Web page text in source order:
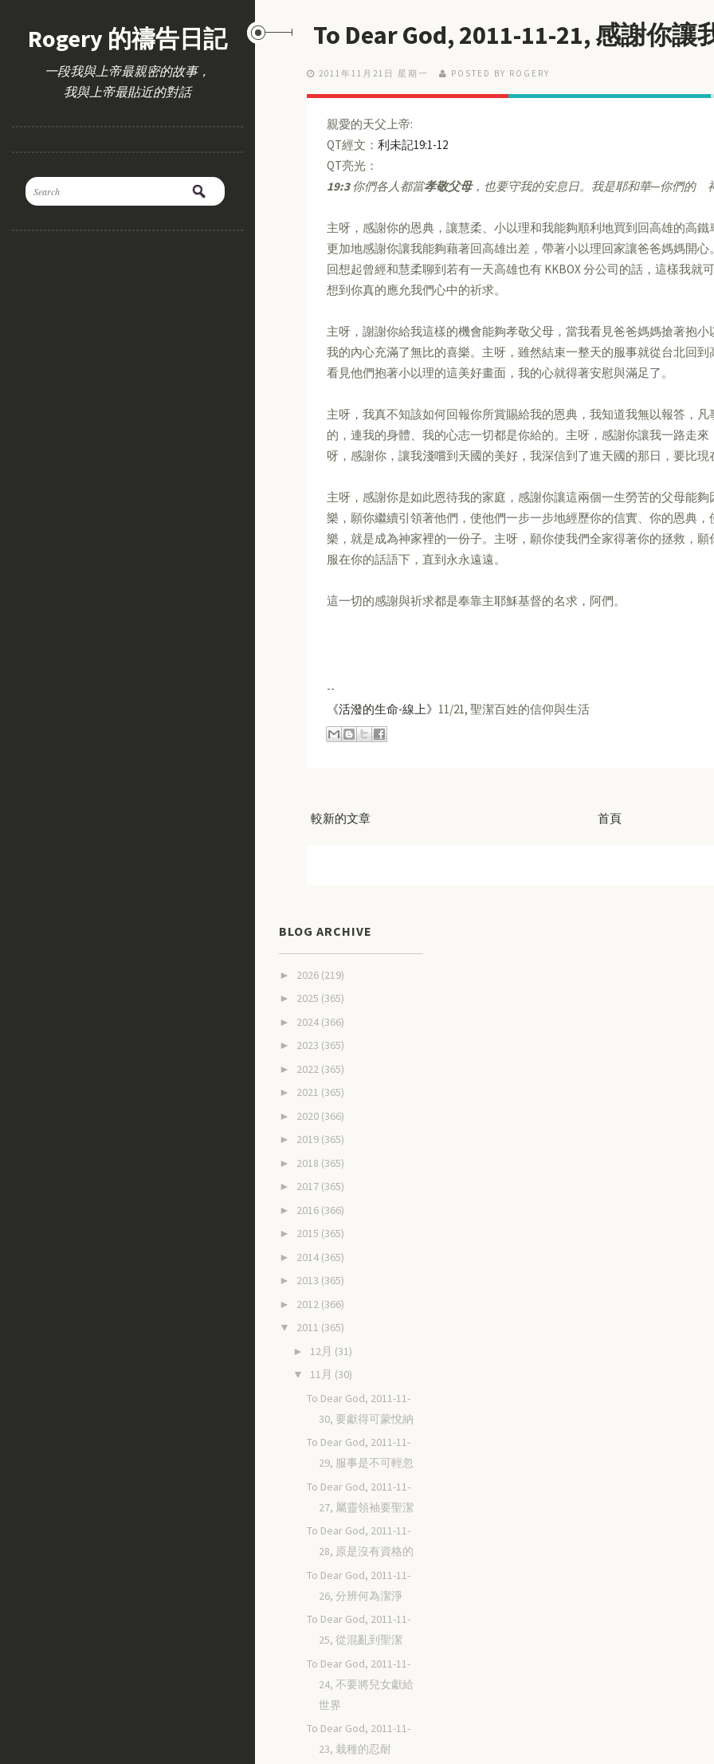
Rogery 的禱告日記
一段我與上帝最親密的故事，
我與上帝最貼近的對話
To Dear God, 2011-11-21, 感謝你讓
2011年11月21日 星期一 POSTED BY ROGERY
親愛的天父上帝:
QT經文： 利未記19:1-12
QT亮光：
19:3你們各人都當孝敬父母，也要守我的安息日。我是耶和華─你們的
主呀，感謝你的恩典，讓慧柔、小以理和我能夠順利地買到回高雄的高鐵
更加地感謝你讓我能夠藉著回高雄出差，帶著小以理回家讓爸爸媽媽開
回想起曾經和慧柔聊到若有一天高雄也有 KKBOX 分公司的話，這樣我就
想到你真的應允我們心中的祈求。
主呀，謝謝你給我這樣的機會能夠孝敬父母，當我看見爸爸媽媽搶著抱小
我的內心充滿了無比的喜樂。主呀，雖然結束一整天的服事就從台北回
看見他們抱著小以理的這美好畫面，我的心就得著安慰與滿足了。
主呀，我真不知該如何回報你所賞賜給我的恩典，我知道我無以報答，
的，連我的身體、我的心志一切都是你給的。主呀，感謝你讓我一路走
呀，感謝你，讓我淺嚐到天國的美好，我深信到了進天國的那日，要比現
主呀，感謝你是如此恩待我的家庭，感謝你讓這兩個一生勞苦的父母能
樂，願你繼續引領著他們，使他們一步一步地經歷你的信實、你的恩典
樂，就是成為神家裡的一份子。主呀，願你使我們全家得著你的拯救，
服在你的話語下，直到永永遠遠。
這一切的感謝與祈求都是奉靠主耶穌基督的名求，阿們。
--
《活潑的生命-線上》 11/21, 聖潔百姓的信仰與生活
較新的文章 首頁
BLOG ARCHIVE
► 2026 (219)
► 2025 (365)
► 2024 (366)
► 2023 (365)
► 2022 (365)
► 2021 (365)
► 2020 (366)
► 2019 (365)
► 2018 (365)
► 2017 (365)
► 2016 (366)
► 2015 (365)
► 2014 (365)
► 2013 (365)
► 2012 (366)
▼ 2011 (365)
► 12月 (31)
▼ 11月 (30)
To Dear God, 2011-11-
30, 要獻得可蒙悅納
To Dear God, 2011-11-
29, 服事是不可輕忽
To Dear God, 2011-11-
27, 屬靈領袖要聖潔
To Dear God, 2011-11-
28, 原是沒有資格的
To Dear God, 2011-11-
26, 分辨何為潔淨
To Dear God, 2011-11-
25, 從混亂到聖潔
To Dear God, 2011-11-
24, 不要將兒女獻給
世界
To Dear God, 2011-11-
23, 栽種的忍耐